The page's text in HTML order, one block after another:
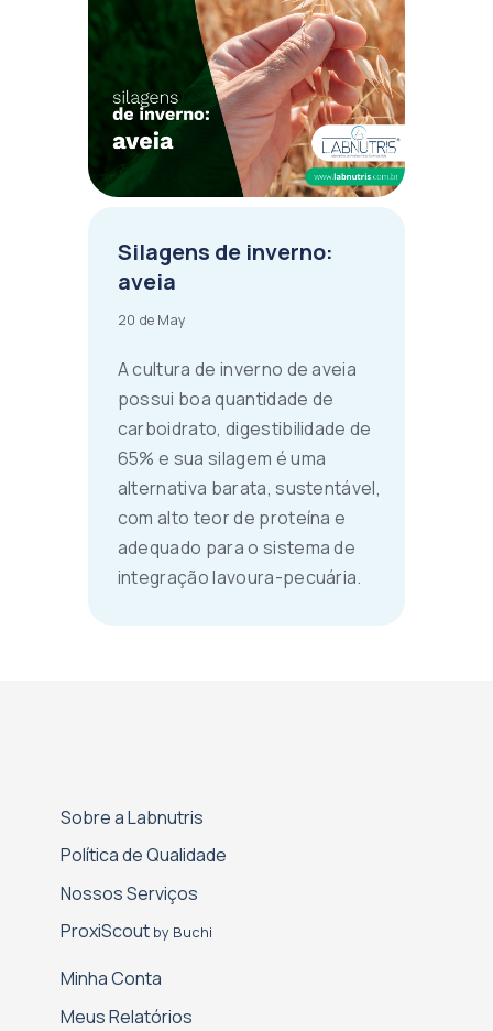
Silagens de inverno:
aveia
20 de May
A cultura de inverno de aveia
possui boa quantidade de
carboidrato, digestibilidade de
65% e sua silagem é uma
alternativa barata, sustentável,
com alto teor de proteína e
adequado para o sistema de
integração lavoura-pecuária.
Sobre a Labnutris
Política de Qualidade
Nossos Serviços
Proxi­Scout by Buchi
Minha Conta
Meus Relatórios